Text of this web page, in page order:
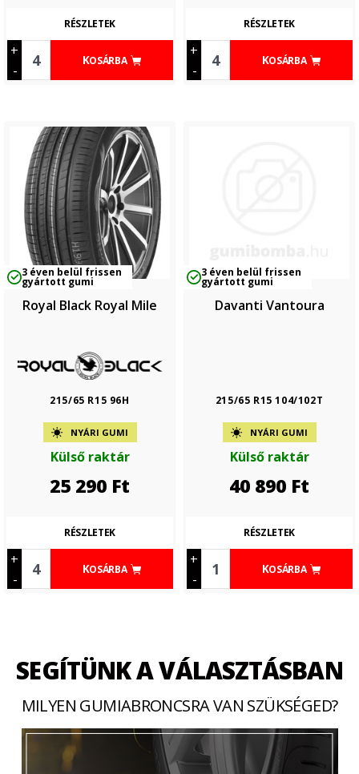
+
-
KOSÁRBA
RÉSZLETEK
+
-
KOSÁRBA
RÉSZLETEK
3 éven belül frissen
gyártott gumi
Royal Black Royal Mile
215/65 R15 96H
NYÁRI GUMI
Külső raktár
25 290 Ft
+
-
KOSÁRBA
RÉSZLETEK
3 éven belül frissen
gyártott gumi
Davanti Vantoura
215/65 R15 104/102T
NYÁRI GUMI
Külső raktár
40 890 Ft
+
-
KOSÁRBA
RÉSZLETEK
SEGÍTÜNK A VÁLASZTÁSBAN
MILYEN GUMIABRONCSRA VAN SZÜKSÉGED?